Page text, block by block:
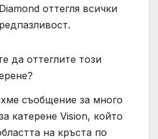
оттегля всички
да оттеглите този
съобщение за много
катерене Vision, който
на кръста по